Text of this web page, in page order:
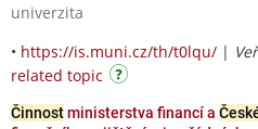
univerzita
• https://is.muni.cz/th/t0lqu/ |
related topic
Činnostministerstva financí a